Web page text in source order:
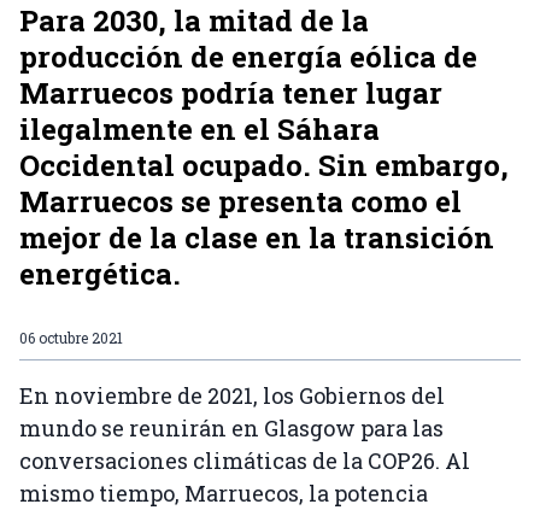
Para 2030, la mitad de la
producción de energía eólica de
Marruecos podría tener lugar
ilegalmente en el Sáhara
Occidental ocupado. Sin embargo,
Marruecos se presenta como el
mejor de la clase en la transición
energética.
06 octubre 2021
En noviembre de 2021, los Gobiernos del
mundo se reunirán en Glasgow para las
conversaciones climáticas de la COP26. Al
mismo tiempo, Marruecos, la potencia